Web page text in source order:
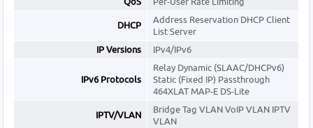
DHCP
Address Reservation DHCP Client
List Server
IP Versions
IPv4/IPv6
IPv6 Protocols
Relay Dynamic (SLAAC/DHCPv6)
Static (Fixed IP) Passthrough
464XLAT MAP-E DS-Lite
IPTV/VLAN
Bridge Tag VLAN VoIP VLAN IPTV
VLAN